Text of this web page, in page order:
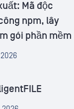
Mã độc
npm, lây
gói phần mềm